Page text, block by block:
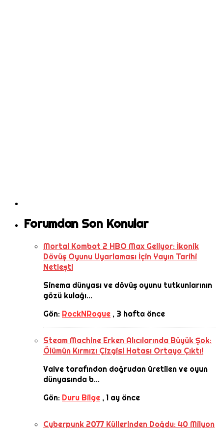
Forumdan Son Konular
Mortal Kombat 2 HBO Max Geliyor: İkonik
Dövüş Oyunu Uyarlaması İçin Yayın Tarihi
Netleşti
Sinema dünyası ve dövüş oyunu tutkunlarının
gözü kulağı...
Gön: RockNRogue , 3 hafta önce
Steam Machine Erken Alıcılarında Büyük Şok:
Ölümün Kırmızı Çizgisi Hatası Ortaya Çıktı!
Valve tarafından doğrudan üretilen ve oyun
dünyasında b...
Gön: Duru Bilge ,1 ay önce
Cyberpunk 2077 Küllerinden Doğdu: 40 Milyon